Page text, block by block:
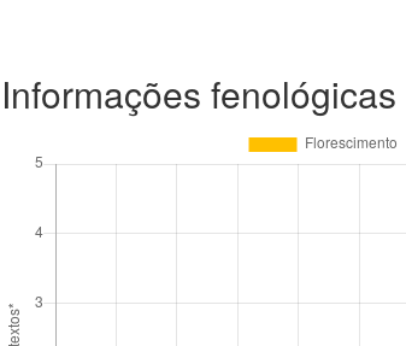
Informações fenológicas